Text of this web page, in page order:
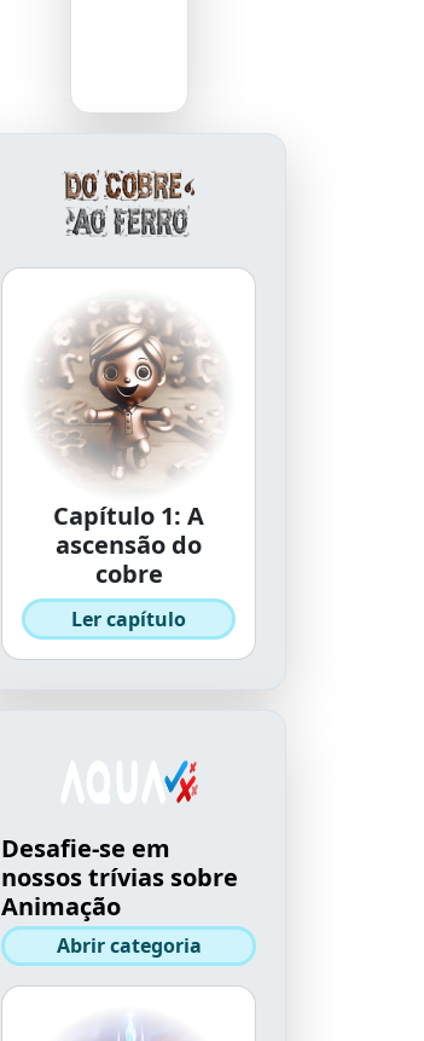
Capítulo 1: A
ascensão do
cobre
Ler capítulo
Desafie-se em
nossos trívias sobre
Animação
Abrir categoria